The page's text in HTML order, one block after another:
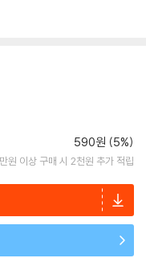
590원 (5%)
원 이상 구매 시 2천원 추가 적립